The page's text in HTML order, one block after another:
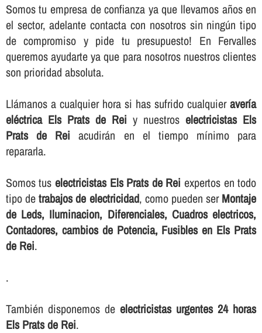
Somos tu empresa de confianza ya que llevamos años en
el sector, adelante contacta con nosotros sin ningún tipo
de compromiso y pide tu presupuesto! En Fervalles
queremos ayudarte ya que para nosotros nuestros clientes
son prioridad absoluta.
Llámanos a cualquier hora si has sufrido cualquieraverí­a
eléctrica Els Prats de Rei y nuestroselectricistas Els
Prats de Rei acudirán en el tiempo mí­nimo para
repararla.
Somos tus electricistas Els Prats de Rei expertos en todo
tipo detrabajos de electricidad, como pueden serMontaje
de Leds, Iluminacion, Diferenciales, Cuadros electricos,
Contadores, cambios de Potencia, Fusibles en Els Prats
de Rei.
.
También disponemos de electricistas urgentes 24 horas
Els Prats de Rei.